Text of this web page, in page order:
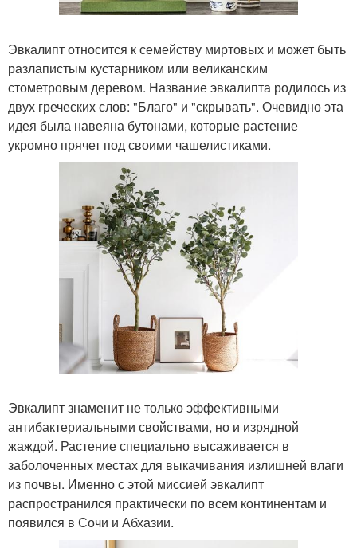
Эвкалипт относится к семейству миртовых и может быть
разлапистым кустарником или великанским
стометровым деревом. Название эвкалипта родилось из
двух греческих слов: "Благо" и "скрывать". Очевидно эта
идея была навеяна бутонами, которые растение
укромно прячет под своими чашелистиками.
Эвкалипт знаменит не только эффективными
антибактериальными свойствами, но и изрядной
жаждой. Растение специально высаживается в
заболоченных местах для выкачивания излишней влаги
из почвы. Именно с этой миссией эвкалипт
распространился практически по всем континентам и
появился в Сочи и Абхазии.